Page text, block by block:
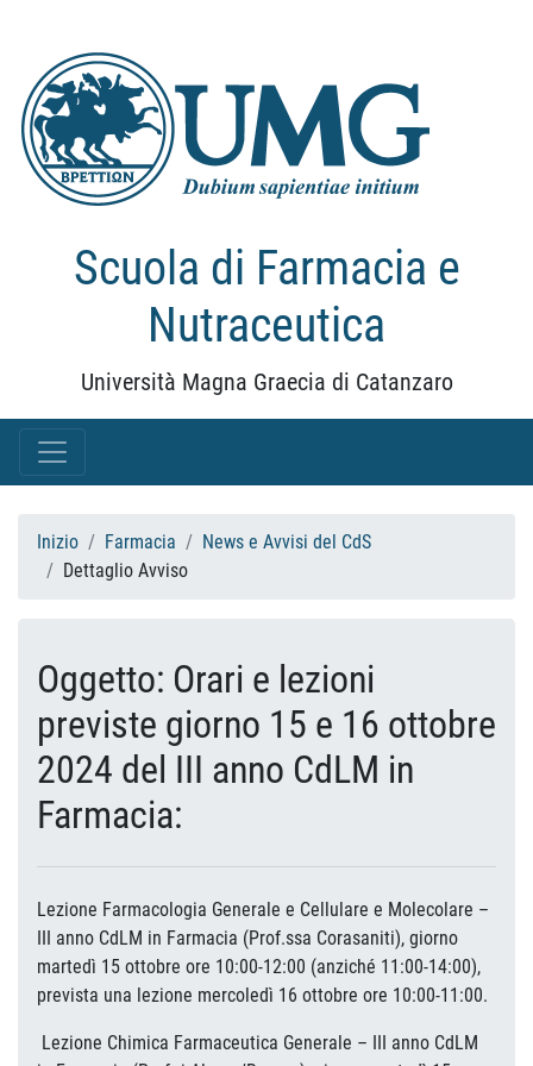
Scuola di Farmacia e
Nutraceutica
Università Magna Graecia di Catanzaro
Inizio Farmacia
News e Avvisi del CdS
Dettaglio Avviso
Oggetto: Orari e lezioni
previste giorno 15 e 16 ottobre
2024 del III anno CdLM in
Farmacia:
Lezione Farmacologia Generale e Cellulare e Molecolare –
III anno CdLM in Farmacia (Prof.ssa Corasaniti), giorno
martedì 15 ottobre ore 10:00-12:00 (anziché 11:00-14:00),
prevista una lezione mercoledì 16 ottobre ore 10:00-11:00.
Lezione Chimica Farmaceutica Generale – III anno CdLM